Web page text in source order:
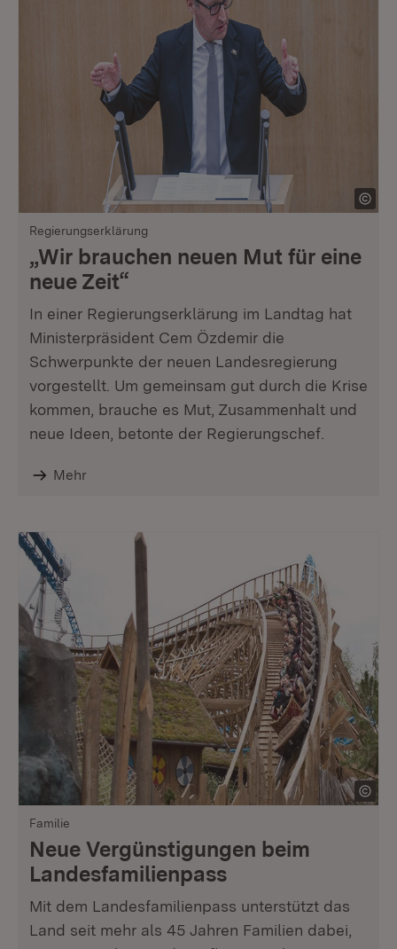
Regierungserklärung
„Wir brauchen neuen Mut für eine
neue Zeit“
In einer Regierungserklärung im Landtag hat
Ministerpräsident Cem Özdemir die
Schwerpunkte der neuen Landesregierung
vorgestellt. Um gemeinsam gut durch die Krise
kommen, brauche es Mut, Zusammenhalt und
neue Ideen, betonte der Regierungschef.
Mehr
Familie
Neue Vergünstigungen beim
Landesfamilienpass
Mit dem Landesfamilienpass unterstützt das
Land seit mehr als 45 Jahren Familien dabei,